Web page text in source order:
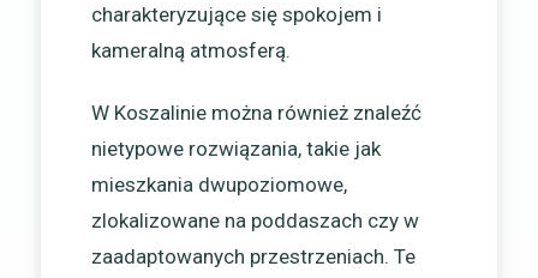
charakteryzujące się spokojem i
kameralną atmosferą.
W Koszalinie można również znaleźć
nietypowe rozwiązania, takie jak
mieszkania dwupoziomowe,
zlokalizowane na poddaszach czy w
zaadaptowanych przestrzeniach. Te